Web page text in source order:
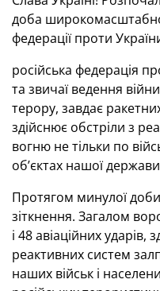
доба
федерації проти
російська федерація
та звичаї ведення
терору, завдає
здійснює обстріли з
вогню не тільки по
об’єктах нашої
Протягом минулої
зіткнення. Загалом
і 48 авіаційних ударів,
реактивних систем
наших військ і